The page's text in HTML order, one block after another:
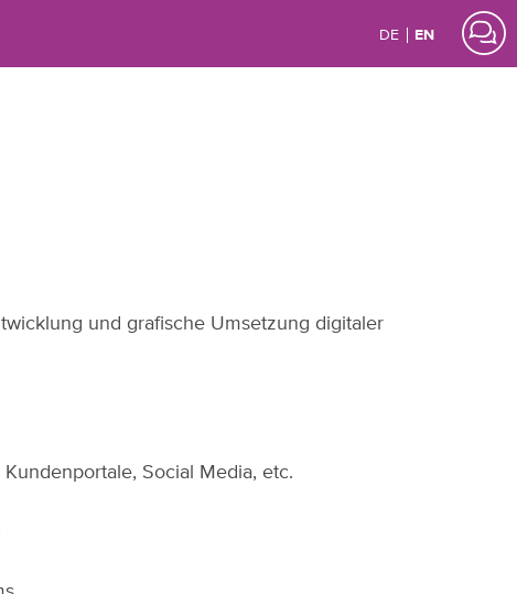
DE EN
und grafische Umsetzung digitaler
Social Media, etc.